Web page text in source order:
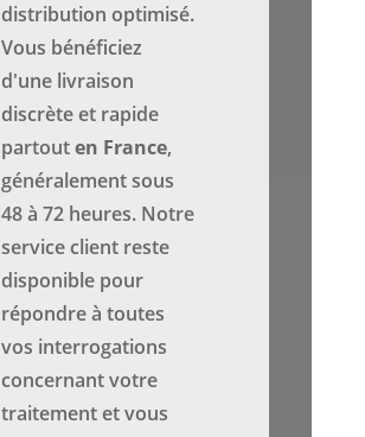
distribution optimisé.
Vous bénéficiez
d'une livraison
discrète et rapide
partouten France,
généralement sous
48 à 72 heures. Notre
service client reste
disponible pour
répondre à toutes
vos interrogations
concernant votre
traitement et vous